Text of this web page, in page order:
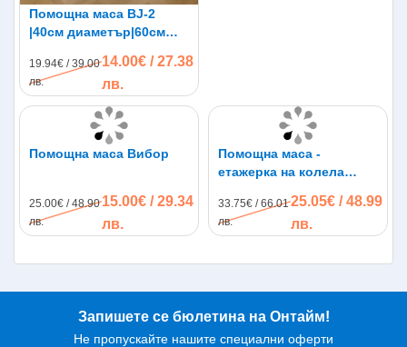
Помощна маса BJ-2
|40см диаметър|60см
19.94€ / 39.00
лв.
14.00€ / 27.38
лв.
Помощна маса Вибор
25.00€ / 48.90
лв.
15.00€ / 29.34
лв.
Помощна маса -
етажерка на колела
33.75€ / 66.01
лв.
25.05€ / 48.99
лв.
Запишете се бюлетина на Онтайм!
Не пропускайте нашите специални оферти